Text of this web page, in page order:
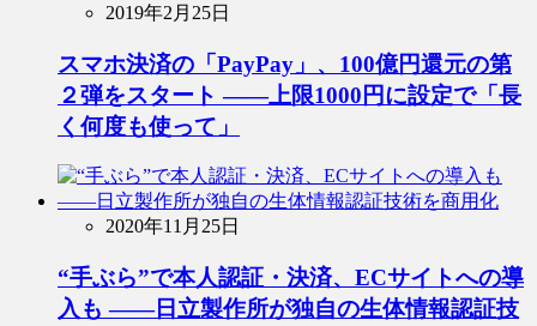
2019年2月25日
スマホ決済の「PayPay」、100億円還元の第
２弾をスタート ――上限1000円に設定で「長
く何度も使って」
2020年11月25日
“手ぶら”で本人認証・決済、ECサイトへの導
入も ――日立製作所が独自の生体情報認証技